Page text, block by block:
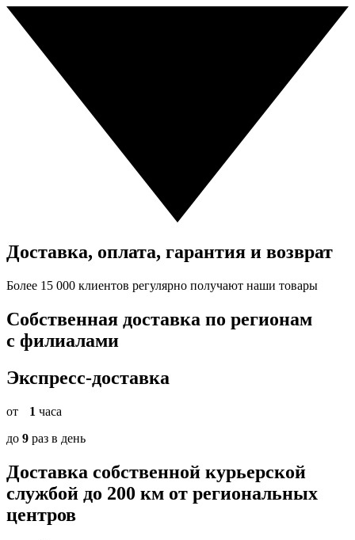
Доставка, оплата, гарантия и возврат
Более 15 000 клиентов регулярно получают наши товары
Собственная доставка по регионам
с филиалами
Экспресс-доставка
от 1 часа
до 9 раз в день
Доставка собственной курьерской
службой до 200 км от региональных
центров